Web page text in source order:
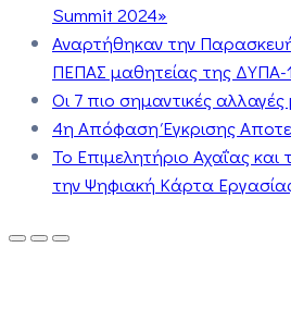
Summit 2024»
Αναρτήθηκαν την
ΠΕΠΑΣ μαθητείας της ΔΥΠΑ-
Οι 7 πιο σημαντικές
4η Απόφαση Έγκρισης
Το Επιμελητήριο Αχαΐας
την Ψηφιακή Κάρτα